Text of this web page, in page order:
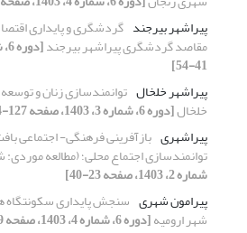
پیراشهر بیرجند گردشگری و پایداری
مقاصد گردشگری پیراشهر بیرجند
41-54]
پیراشهر خلخال توانمندسازی زنان و
خلخال[دوره 6، شماره 3، 1403، صفحه 127-144]
پیراشهری بازآفرینی فرهنگی- اجتماعی
توانمندسازی اجتماع محلی؛ (مطالعه موردی:
شماره 2، 1403، صفحه 23-40]
پیرامون شهری سنجش پایداری سکونتگاه
شهر ارومیه[دوره 6، شماره 4، 1403، صفحه 69-88]